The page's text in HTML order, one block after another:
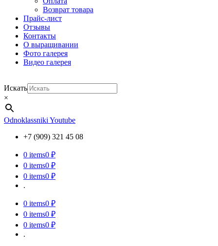
Возврат товара
Прайс-лист
Отзывы
Контакты
О выращивании
Фото галерея
Видео галерея
Искать
×
Odnoklassniki Youtube
+7 (909) 321 45 08
0 items0 ₽
0 items0 ₽
0 items0 ₽
.
0 items0 ₽
0 items0 ₽
0 items0 ₽
.